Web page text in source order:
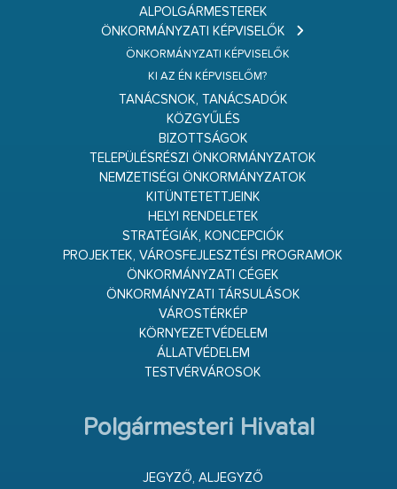
ALPOLGÁRMESTEREK
ÖNKORMÁNYZATI KÉPVISELŐK
ÖNKORMÁNYZATI KÉPVISELŐK
KI AZ ÉN KÉPVISELŐM?
TANÁCSNOK, TANÁCSADÓK
KÖZGYŰLÉS
BIZOTTSÁGOK
TELEPÜLÉSRÉSZI ÖNKORMÁNYZATOK
NEMZETISÉGI ÖNKORMÁNYZATOK
KITÜNTETETTJEINK
HELYI RENDELETEK
STRATÉGIÁK, KONCEPCIÓK
PROJEKTEK, VÁROSFEJLESZTÉSI PROGRAMOK
ÖNKORMÁNYZATI CÉGEK
ÖNKORMÁNYZATI TÁRSULÁSOK
VÁROSTÉRKÉP
KÖRNYEZETVÉDELEM
ÁLLATVÉDELEM
TESTVÉRVÁROSOK
Polgármesteri Hivatal
JEGYZŐ, ALJEGYZŐ